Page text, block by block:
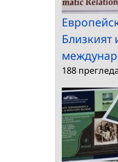
Близкият
188 прегледа